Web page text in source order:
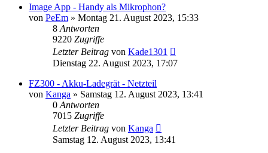
Image App - Handy als Mikrophon?
von PeEm » Montag 21. August 2023, 15:33
8 Antworten
9220 Zugriffe
Letzter Beitrag von Kade1301
Dienstag 22. August 2023, 17:07
FZ300 - Akku-Ladegrät - Netzteil
von Kanga » Samstag 12. August 2023, 13:41
0 Antworten
7015 Zugriffe
Letzter Beitrag von Kanga
Samstag 12. August 2023, 13:41